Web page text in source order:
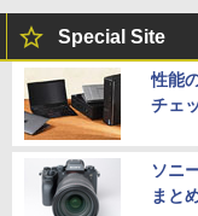
Special Site
性能
チェ
ソニ
まと